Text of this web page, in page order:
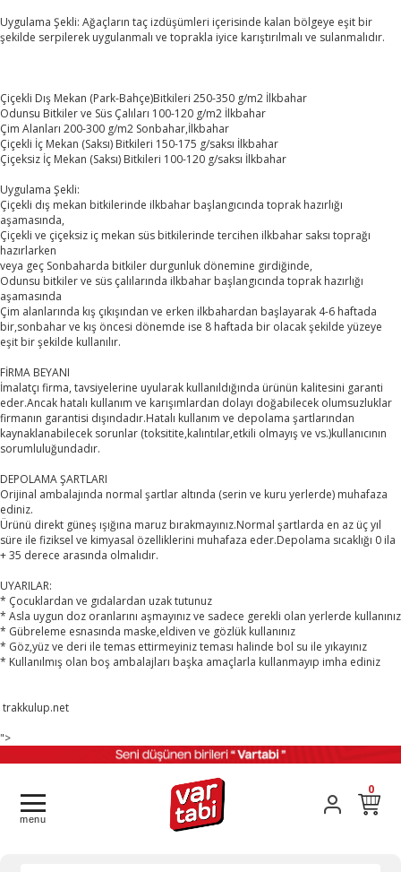
Uygulama Şekli: Ağaçların taç izdüşümleri içerisinde kalan bölgeye eşit bir
şekilde serpilerek uygulanmalı ve toprakla iyice karıştırılmalı ve sulanmalıdır.
Çiçekli Dış Mekan (Park-Bahçe)Bitkileri 250-350 g/m2 İlkbahar
Odunsu Bitkiler ve Süs Çalıları 100-120 g/m2 İlkbahar
Çim Alanları 200-300 g/m2 Sonbahar,İlkbahar
Çiçekli İç Mekan (Saksı) Bitkileri 150-175 g/saksı İlkbahar
Çiçeksiz İç Mekan (Saksı) Bitkileri 100-120 g/saksı İlkbahar
Uygulama Şekli:
Çiçekli dış mekan bitkilerinde ilkbahar başlangıcında toprak hazırlığı
aşamasında,
Çiçekli ve çiçeksiz iç mekan süs bitkilerinde tercihen ilkbahar saksı toprağı
hazırlarken
veya geç Sonbaharda bitkiler durgunluk dönemine girdiğinde,
Odunsu bitkiler ve süs çalılarında ilkbahar başlangıcında toprak hazırlığı
aşamasında
Çim alanlarında kış çıkışından ve erken ilkbahardan başlayarak 4-6 haftada
bir,sonbahar ve kış öncesi dönemde ise 8 haftada bir olacak şekilde yüzeye
eşit bir şekilde kullanılır.
FİRMA BEYANI
İmalatçı firma, tavsiyelerine uyularak kullanıldığında ürünün kalitesini garanti
eder.Ancak hatalı kullanım ve karışımlardan dolayı doğabilecek olumsuzluklar
firmanın garantisi dışındadır.Hatalı kullanım ve depolama şartlarından
kaynaklanabilecek sorunlar (toksitite,kalıntılar,etkili olmayış ve vs.)kullanıcının
sorumluluğundadır.
DEPOLAMA ŞARTLARI
Orijinal ambalajında normal şartlar altında (serin ve kuru yerlerde) muhafaza
ediniz.
Ürünü direkt güneş ışığına maruz bırakmayınız.Normal şartlarda en az üç yıl
süre ile fiziksel ve kimyasal özelliklerini muhafaza eder.Depolama sıcaklığı 0 ila
+ 35 derece arasında olmalıdır.
UYARILAR:
* Çocuklardan ve gıdalardan uzak tutunuz
* Asla uygun doz oranlarını aşmayınız ve sadece gerekli olan yerlerde kullanınız
* Gübreleme esnasında maske,eldiven ve gözlük kullanınız
* Göz,yüz ve deri ile temas ettirmeyiniz teması halinde bol su ile yıkayınız
* Kullanılmış olan boş ambalajları başka amaçlarla kullanmayıp imha ediniz
trakkulup.net
">
0